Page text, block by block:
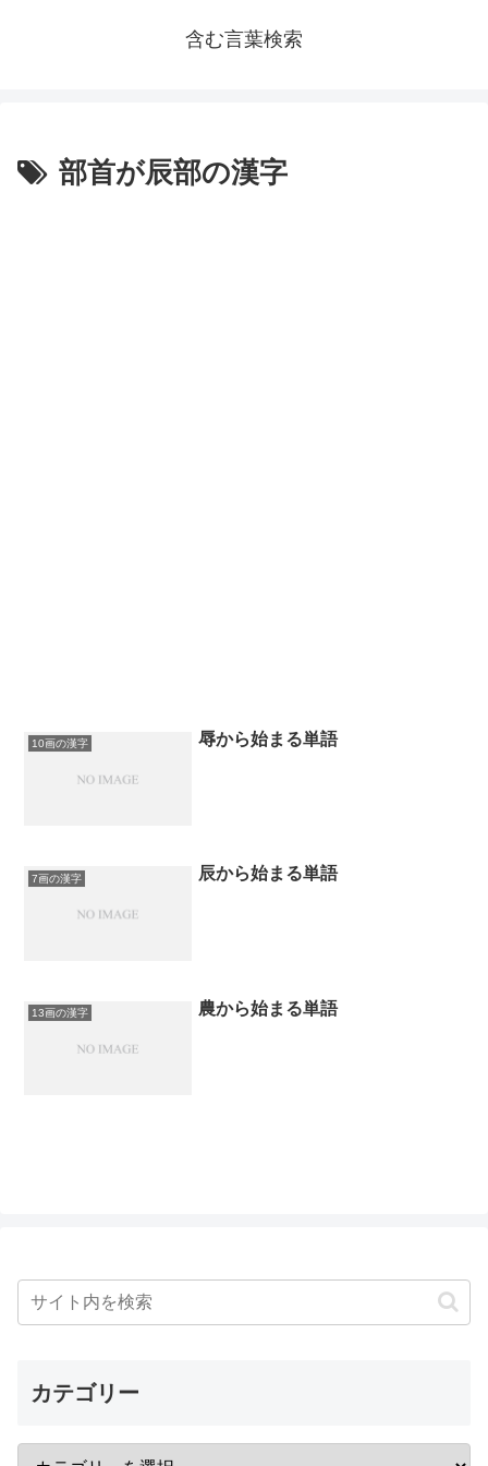
含む言葉検索
部首が辰部の漢字
10画の漢字 辱から始まる単語
7画の漢字 辰から始まる単語
13画の漢字 農から始まる単語
カテゴリー